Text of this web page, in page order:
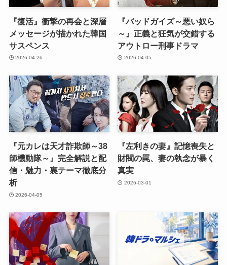
『復活』衝撃の再会と深層
メッセージが描かれた韓国
サスペンス
2026-04-26
『バッドガイズ～悪い奴ら
～』正義と狂気が交錯する
アウトロー刑事ドラマ
2026-04-05
『元カレは天才詐欺師～38
師機動隊～』完全解説と配
信・魅力・裏テーマ徹底分
析
2026-04-05
『左利きの妻』記憶喪失と
財閥の罠、妻の執念が暴く
真実
2026-03-01